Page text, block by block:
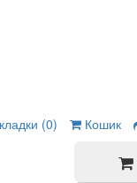
(0) Кошик